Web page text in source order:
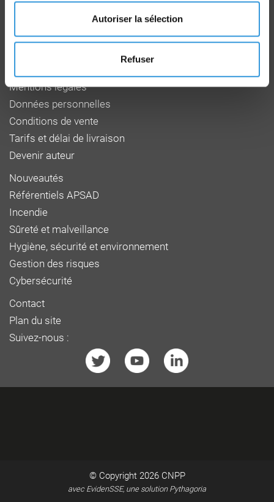
Autoriser la sélection
Refuser
www.cnpp.com
www.faceaurisque.com
Mentions légales
Données personnelles
Conditions de vente
Tarifs et délai de livraison
Devenir auteur
Nouveautés
Référentiels APSAD
Incendie
Sûreté et malveillance
Hygiène, sécurité et environnement
Gestion des risques
Cybersécurité
Contact
Plan du site
Suivez-nous :
© Copyright 2026 CNPP
avec EvidenSSE, une solution Pythagoria